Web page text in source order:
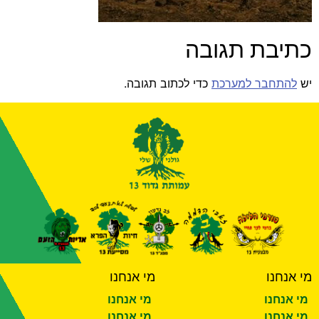
תגובה
להתחבר למערכתכדי לכתוב תגובה.
אנחנו
מי אנחנו
מי אנחנו
מי אנחנו
מי אנחנו
מי אנחנו